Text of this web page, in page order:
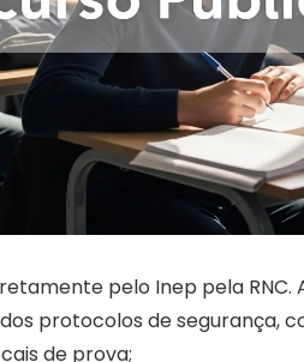
pelo Inep pela RNC.
protocolos de segurança,
de prova;